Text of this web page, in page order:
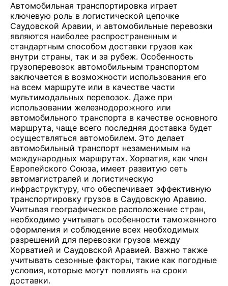
Автомобильная транспортировка играет
ключевую роль в логистической цепочке
Саудовской Аравии, и автомобильные перевозки
являются наиболее распространенным и
стандартным способом доставки грузов как
внутри страны, так и за рубеж. Особенность
грузоперевозок автомобильным транспортом
заключается в возможности использования его
на всем маршруте или в качестве части
мультимодальных перевозок. Даже при
использовании железнодорожного или
автомобильного транспорта в качестве основного
маршрута, чаще всего последняя доставка будет
осуществляться автомобилем. Это делает
автомобильный транспорт незаменимым на
международных маршрутах. Хорватия, как член
Европейского Союза, имеет развитую сеть
автомагистралей и логистическую
инфраструктуру, что обеспечивает эффективную
транспортировку грузов в Саудовскую Аравию.
Учитывая географическое расположение стран,
необходимо учитывать особенности таможенного
оформления и соблюдение всех необходимых
разрешений для перевозки грузов между
Хорватией и Саудовской Аравией. Важно также
учитывать сезонные факторы, такие как погодные
условия, которые могут повлиять на сроки
доставки.